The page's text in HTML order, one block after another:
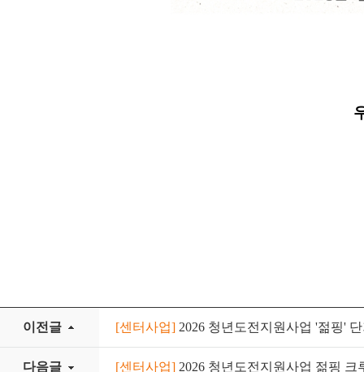
이전글 [센터사업] 2026 청년도전지원사업 '젊핑'
다음글 [센터사업] 2026 청년도전지원사업 젊핑 크